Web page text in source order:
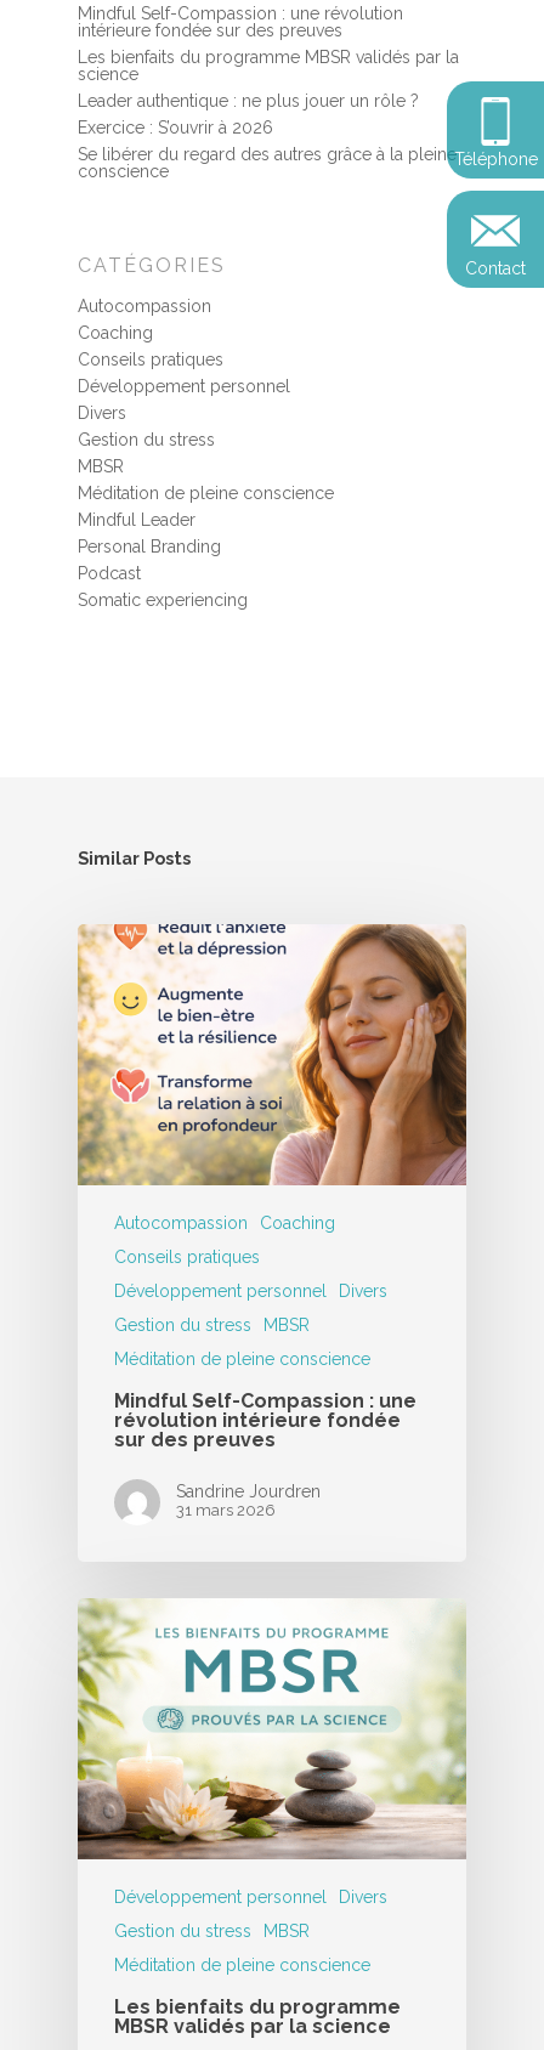
Mindful Self-Compassion : une révolution
intérieure fondée sur des preuves
Les bienfaits du programme MBSR validés par la
science
Leader authentique : ne plus jouer un rôle ?
Exercice : S’ouvrir à 2026
Se libérer du regard des autres grâce à la pleine
conscience
CATÉGORIES
Autocompassion
Coaching
Conseils pratiques
Développement personnel
Divers
Gestion du stress
MBSR
Méditation de pleine conscience
Mindful Leader
Personal Branding
Podcast
Somatic experiencing
Similar Posts
Autocompassion
Coaching
Conseils pratiques
Développement personnel
Divers
Gestion du stress
MBSR
Méditation de pleine conscience
Mindful Self-Compassion : une
révolution intérieure fondée
sur des preuves
Sandrine Jourdren
31 mars 2026
Développement personnel
Divers
Gestion du stress
MBSR
Méditation de pleine conscience
Les bienfaits du programme
MBSR validés par la science
Téléphone
Contact
Stage de méditation
Retraite de pleine
Calendrier
Devenir praticien en
de pleine conscience
Somatic Experiencing
Thérapie
Somatic Expériencing
Entreprise
Programmes
Révelez votre
Conférences
Développement
personnel
Révelez votre
votre impact
Reconversion et
professionnelle
Explorer
et découvrir